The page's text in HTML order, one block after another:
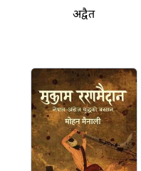
अद्वैत